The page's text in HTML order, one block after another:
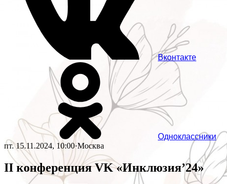
Вконтакте
Одноклассники
пт. 15.11.2024, 10:00·Москва
II конференция VK «Инклюзия’24»